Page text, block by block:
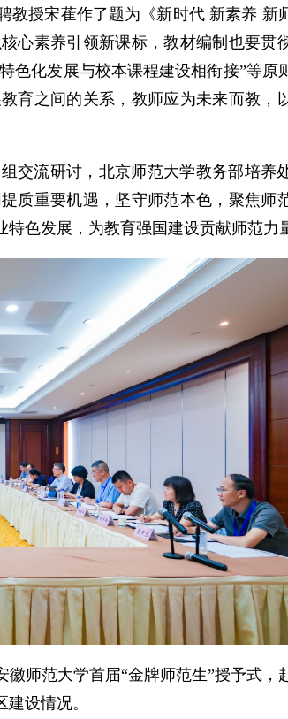
教授宋萑作了题为《新时代 新素养 新
心素养引领新课标，教材编制也要贯
色化发展与校本课程建设相衔接”等原
育之间的关系，教师应为未来而教，
交流研讨，北京师范大学教务部培养
质重要机遇，坚守师范本色，聚焦师
色发展，为教育强国建设贡献师范力
师范大学首届“金牌师范生”授予式，
设情况。